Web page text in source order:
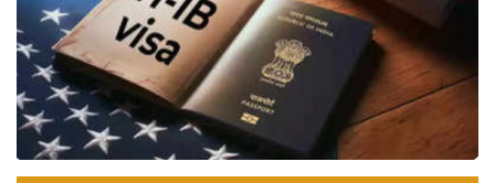
मनोरंजन
सेहत
धर्म